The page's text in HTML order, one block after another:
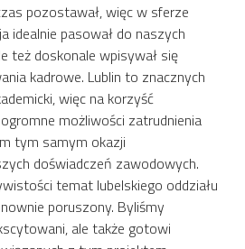
pozostawał, więc w sferze
idealnie pasował do naszych
też doskonale wpisywał się
kadrowe. Lublin to znacznych
więc na korzyść
możliwości zatrudnienia
tym samym okazji
doświadczeń zawodowych.
temat lubelskiego oddziału
poruszony. Byliśmy
ale także gotowi